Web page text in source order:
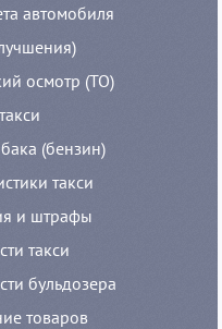
автомобиля
осмотр (ТО)
(бензин)
такси
и штрафы
такси
бульдозера
товаров